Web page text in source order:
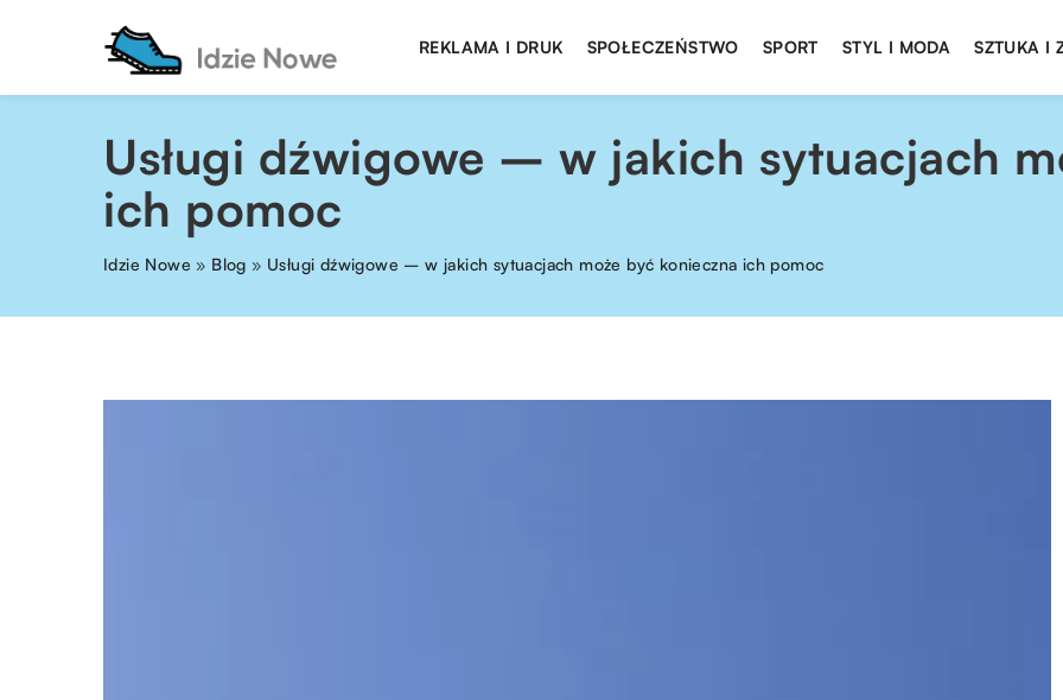
REKLAMA I DRUK SPOŁECZEŃSTWO SPORT STYL I MODA SZTUKA I
Usługi dźwigowe – w jakich sytuacjach
ich pomoc
Idzie Nowe » Blog » Usługi dźwigowe – w jakich sytuacjach może być konieczna ich pomoc